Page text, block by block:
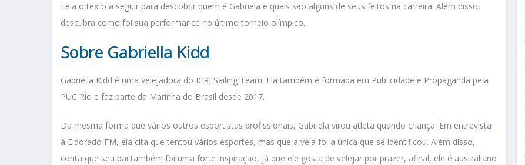
Leia o texto a seguir para descobrir quem é Gabriela e quais são alguns de seus feitos na carreira. Além disso,
descubra como foi sua performance no último torneio olímpico.
Sobre Gabriella Kidd
Gabriella Kidd é uma velejadora do ICRJ Sailing Team. Ela também é formada em Publicidade e Propaganda pela
PUC Rio e faz parte da Marinha do Brasil desde 2017.
Da mesma forma que vários outros esportistas profissionais, Gabriela virou atleta quando criança. Em entrevista
à Eldorado FM, ela cita que tentou vários esportes, mas que a vela foi a única que se identificou. Além disso,
conta que seu pai também foi uma forte inspiração, já que ele gosta de velejar por prazer, afinal, ele é australiano